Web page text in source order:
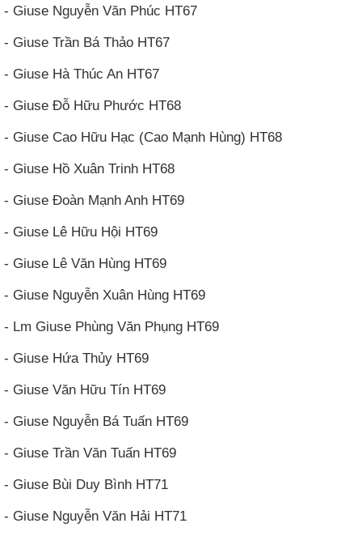
- Giuse Nguyễn Văn Phúc HT67
- Giuse Trần Bá Thảo HT67
- Giuse Hà Thúc An HT67
- Giuse Đỗ Hữu Phước HT68
- Giuse Cao Hữu Hạc (Cao Mạnh Hùng) HT68
- Giuse Hồ Xuân Trinh HT68
- Giuse Đoàn Mạnh Anh HT69
- Giuse Lê Hữu Hội HT69
- Giuse Lê Văn Hùng HT69
- Giuse Nguyễn Xuân Hùng HT69
- Lm Giuse Phùng Văn Phụng HT69
- Giuse Hứa Thủy HT69
- Giuse Văn Hữu Tín HT69
- Giuse Nguyễn Bá Tuấn HT69
- Giuse Trần Văn Tuấn HT69
- Giuse Bùi Duy Bình HT71
- Giuse Nguyễn Văn Hải HT71